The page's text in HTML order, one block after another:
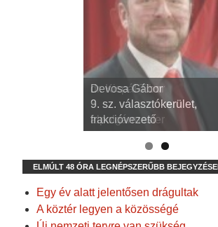
dr. Kispál Tibor
3. sz. választókerület,
alpolgármester
Devosa Gábor
9. sz. választókerület,
frakcióvezető
ELMÚLT 48 ÓRA LEGNÉPSZERŰBB BEJEGYZÉSEI
Egy év alatt jelentősen drágultak
A köztér legyen a közösségé